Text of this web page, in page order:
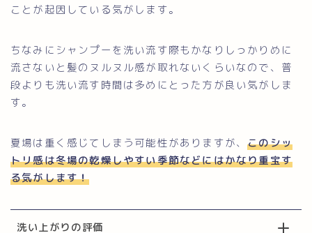
ことが起因している気がします。
ちなみにシャンプーを洗い流す際もかなりしっかりめに
流さないと髪のヌルヌル感が取れないくらいなので、普
段よりも洗い流す時間は多めにとった方が良い気がしま
す。
夏場は重く感じてしまう可能性がありますが、このシッ
トリ感は冬場の乾燥しやすい季節などにはかなり重宝す
る気がします！
洗い上がりの評価